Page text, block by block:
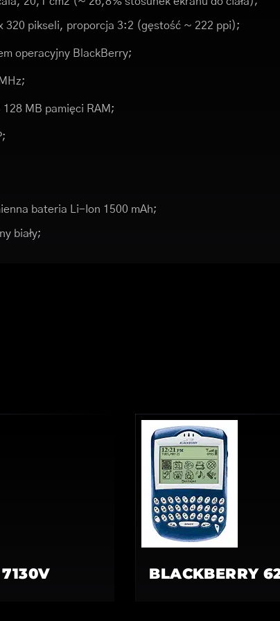
320 pikseli, proporcja 3:2 (gęstość ~ 222 ppi);
operacyjny BlackBerry;
128 MB pamięci RAM;
bateria Li-Ion 1500 mAh;
biały;
BLACKBERRY